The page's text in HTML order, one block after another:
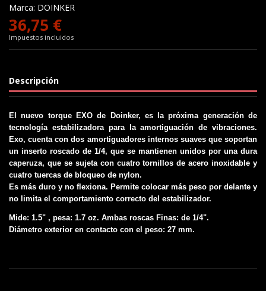
Marca: DOINKER
36,75 €
Impuestos incluidos
Descripción
El nuevo torque EXO de Doinker, es la próxima generación de
tecnología estabilizadora para la amortiguación de vibraciones.
Exo, cuenta con dos amortiguadores internos suaves que soportan
un inserto roscado de 1/4, que se mantienen unidos por una dura
caperuza, que se sujeta con cuatro tornillos de acero inoxidable y
cuatro tuercas de bloqueo de nylon.
Es más duro y no flexiona. Permite colocar más peso por delante y
no limita el comportamiento correcto del estabilizador.
Mide: 1.5" , pesa: 1.7 oz. Ambas roscas Finas: de 1/4".
Diámetro exterior en contacto con el peso: 27 mm.